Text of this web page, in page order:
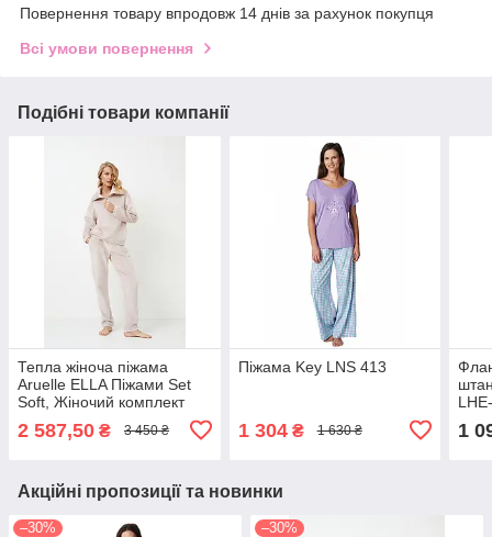
Повернення товару впродовж 14 днів за рахунок покупця
Всі умови повернення
Подібні товари компанії
Тепла жіноча піжама
Aruelle ELLA Піжами Set
Soft, Жіночий комплект
відпочинку
2 587,50 ₴ 3 450 ₴
Піжама Key LNS 413
1 304₴ 1 630 ₴ 1
Акційні пропозиції та новинки
–30% –30%